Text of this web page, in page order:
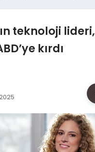
teknoloji lideri,
kırdı